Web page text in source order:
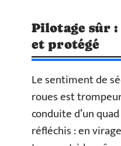
Pilotage sûr
et protégé
Le sentiment de
roues est
conduite d’un
réfléchis : en